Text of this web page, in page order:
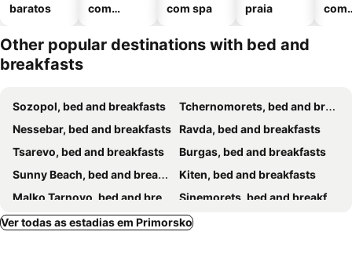
baratos
com
com spa
praia
com
Other popular destinations with bed and
breakfasts
Sozopol, bed and breakfasts
Tchernomorets, bed and breakfasts
Nessebar, bed and breakfasts Ravda, bed and breakfasts
Tsarevo, bed and breakfasts
Burgas, bed and breakfasts
Sunny Beach, bed and breakfasts
Kiten, bed and breakfasts
Malko Tarnovo, bed and breakfasts
Sinemorets, bed and breakfasts
Ahtopol, bed and breakfasts
Pomorie, bed and breakfasts
Ver todas as estadias em Primorsko